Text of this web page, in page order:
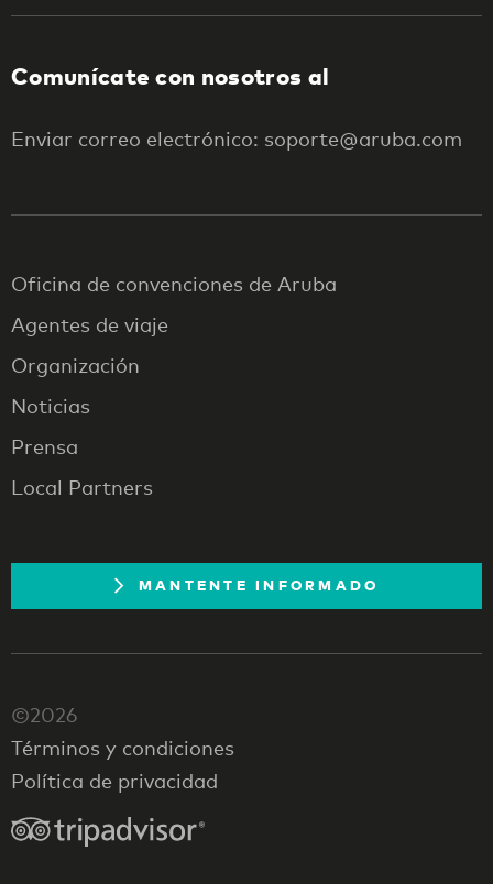
Comunícate con nosotros al
Enviar correo electrónico: soporte@aruba.com
Oficina de convenciones de Aruba
Agentes de viaje
Organización
Noticias
Prensa
Local Partners
MANTENTE INFORMADO
©2026
Términos y condiciones
Política de privacidad